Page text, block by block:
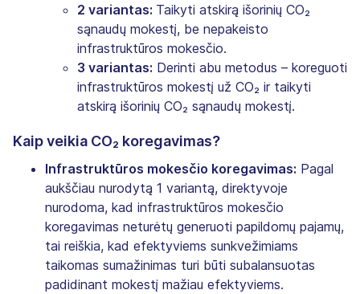
2 variantas: Taikyti atskirą išorinių CO₂
sąnaudų mokestį, be nepakeisto
infrastruktūros mokesčio.
3 variantas: Derinti abu metodus – koreguoti
infrastruktūros mokestį už CO₂ ir taikyti
atskirą išorinių CO₂ sąnaudų mokestį.
Kaip veikia CO₂ koregavimas?
Infrastruktūros mokesčio koregavimas: Pagal
aukščiau nurodytą 1 variantą, direktyvoje
nurodoma, kad infrastruktūros mokesčio
koregavimas neturėtų generuoti papildomų pajamų,
tai reiškia, kad efektyviems sunkvežimiams
taikomas sumažinimas turi būti subalansuotas
padidinant mokestį mažiau efektyviems.